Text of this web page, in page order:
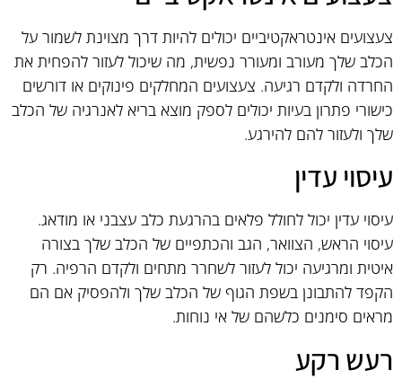
צעצועים אינטראקטיביים יכולים להיות דרך מצוינת לשמור על
הכלב שלך מעורב ומעורר נפשית, מה שיכול לעזור להפחית את
החרדה ולקדם רגיעה. צעצועים המחלקים פינוקים או דורשים
כישורי פתרון בעיות יכולים לספק מוצא בריא לאנרגיה של הכלב
שלך ולעזור להם להירגע.
עיסוי עדין
עיסוי עדין יכול לחולל פלאים בהרגעת כלב עצבני או מודאג.
עיסוי הראש, הצוואר, הגב והכתפיים של הכלב שלך בצורה
איטית ומרגיעה יכול לעזור לשחרר מתחים ולקדם הרפיה. רק
הקפד להתבונן בשפת הגוף של הכלב שלך ולהפסיק אם הם
מראים סימנים כלשהם של אי נוחות.
רעש רקע